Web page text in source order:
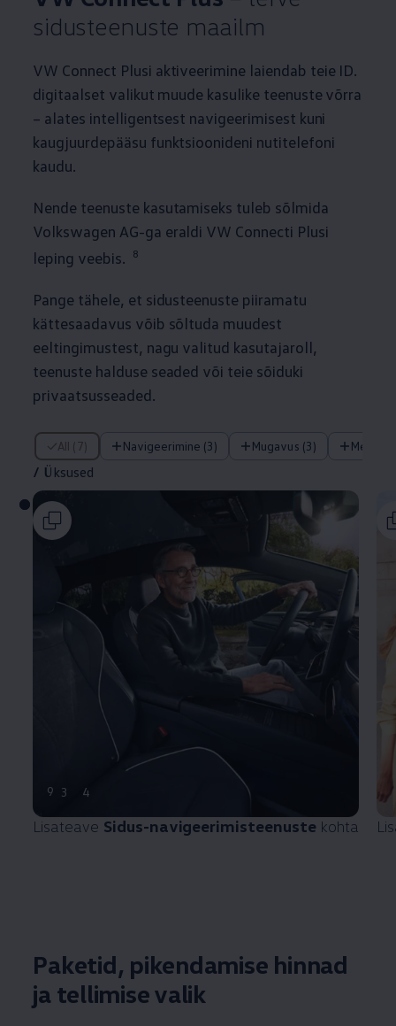
sidusteenuste maailm
VW Connect Plusi aktiveerimine laiendab teie ID.
digitaalset valikut muude kasulike teenuste võrra
– alates intelligentsest navigeerimisest kuni
kaugjuurdepääsu funktsioonideni nutitelefoni
kaudu.
Nende teenuste kasutamiseks tuleb sõlmida
Volkswagen AG-ga eraldi VW Connecti Plusi
leping veebis.
8
Pange tähele, et sidusteenuste piiramatu
kättesaadavus võib sõltuda muudest
eeltingimustest, nagu valitud kasutajaroll,
teenuste halduse seaded või teie sõiduki
privaatsusseaded.
All (7) Navigeerimine (3) Mugavus (3)
/ Üksused
/ Üksused
9 3 4
Lisateave Sidus-navigeerimisteenuste kohta
Paketid, pikendamise hinnad
ja tellimise valik